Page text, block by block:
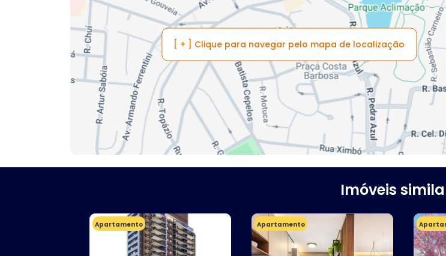
[ + ] Clique para navegar pelo mapa de localização
Imóveis
Apartamento Apartamento